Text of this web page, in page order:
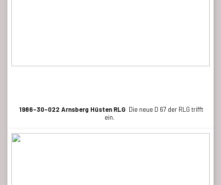
1986-30-022 Arnsberg Hüsten RLG Die neue D 67 der RLG trifft
ein.